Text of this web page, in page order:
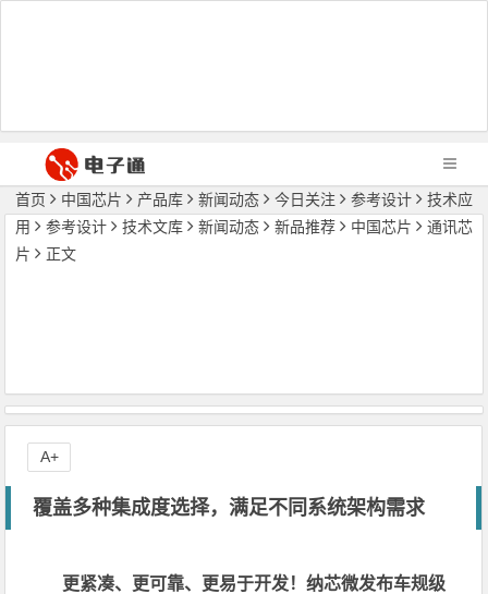
首页 中国芯片 产品库 新闻动态 今日关注 参考设计
技术应
用
参考设计 技术文库 新闻动态 新品推荐 中国芯片
通讯芯
片
正文
覆盖多种集成度选择，满足不同系统架构需求
更紧凑、更可靠、更易于开发！纳芯微发布车规级
A+